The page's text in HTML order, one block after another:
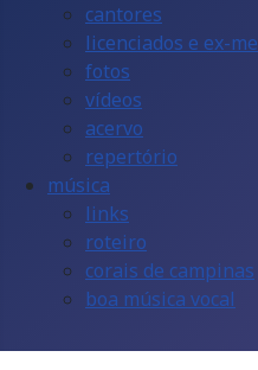
cantores
licenciados e ex-
fotos
vídeos
acervo
repertório
música
links
roteiro
corais de campinas
boa música vocal